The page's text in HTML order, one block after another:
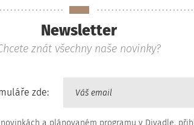
Newsletter
znát všechny naše novinky?
zde:
a plánovaném programu v Divadle,